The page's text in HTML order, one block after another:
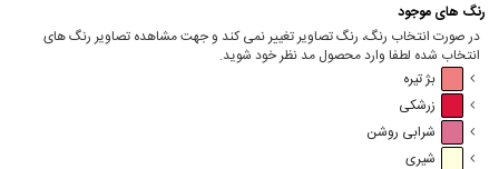
رنگ های موجود
در صورت انتخاب رنگ، رنگ تصاویر تغییر نمی کند و جهت مشاهده تصاویر رنگ های
انتخاب شده لطفا وارد محصول مد نظر خود شوید.
بژ تیره
زرشکی
شرابی روشن
شیری